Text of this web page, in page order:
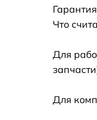
Что
Для
Для